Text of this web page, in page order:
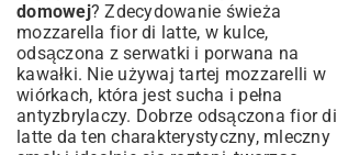
domowej? Zdecydowanie świeża
mozzarella fior di latte, w kulce,
odsączona z serwatki i porwana na
kawałki. Nie używaj tartej mozzarelli w
wiórkach, która jest sucha i pełna
antyzbrylaczy. Dobrze odsączona fior di
latte da ten charakterystyczny, mleczny